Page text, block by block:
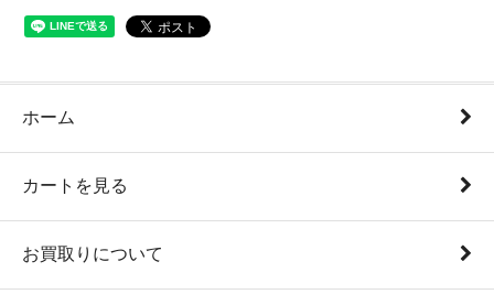
ホーム
カートを見る
お買取りについて